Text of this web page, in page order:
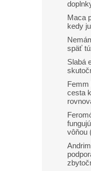
Maca
kedy
späť
Slabá
Femm
cesta
vôňou